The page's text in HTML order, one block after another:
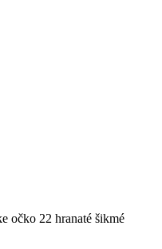
očko 22 hranaté šikmé